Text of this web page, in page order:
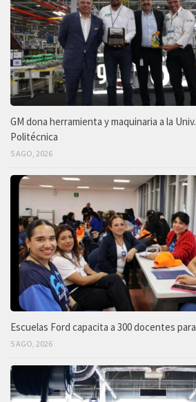
GM dona herramienta y maquinaria a la
Politécnica
5 AGO, 2026
Escuelas Ford capacita a 300 docentes
5 AGO, 2026